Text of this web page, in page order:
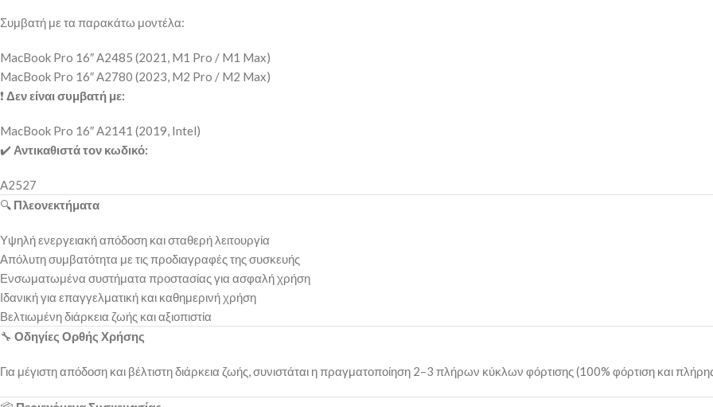
Συμβατή με τα παρακάτω μοντέλα:
MacBook Pro 16″ A2485 (2021, M1 Pro / M1 Max)
MacBook Pro 16″ A2780 (2023, M2 Pro / M2 Max)
❗ Δεν είναι συμβατή με:
MacBook Pro 16″ A2141 (2019, Intel)
✔️ Αντικαθιστά τον κωδικό:
A2527
🔍 Πλεονεκτήματα
Υψηλή ενεργειακή απόδοση και σταθερή λειτουργία
Απόλυτη συμβατότητα με τις προδιαγραφές της συσκευής
Ενσωματωμένα συστήματα προστασίας για ασφαλή χρήση
Ιδανική για επαγγελματική και καθημερινή χρήση
Βελτιωμένη διάρκεια ζωής και αξιοπιστία
🔧 Οδηγίες Ορθής Χρήσης
Για μέγιστη απόδοση και βέλτιστη διάρκεια ζωής, συνιστάται η πραγματοποίηση 2–3 πλήρων κύκλων φόρτισης (100% φόρτιση και